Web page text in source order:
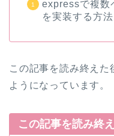
expressで複数
を実装する方
この記事を読み終えた
ようになっています。
この記事を読み終